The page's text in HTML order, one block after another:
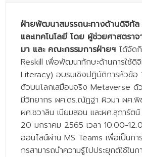
- - วิทยาศาสตร์เครื่องสำอาง
- - อาชีวอนามัยและความปลอดภัย
- - อนามัยสิ่งแวดล้อมและสาธารณภัย
- - วิทยาศาสตร์การแพทย์
- - ความมั่นคงปลอดภัยไซเบอร์
- - อุตสาหกรรมชีวภาพเพื่อธุรกิจ
ฝ่ายพัฒนาสมรรถนะทางด้านดิจิทั
และเทคโนโลยี โดย ผู้ช่วยศาสตร
มา และ คณะกรรมการฝ่ายฯ ได้จัด
Reskill เพื่อพัฒนาทักษะด้านการใช้ดิ
Literacy) อบรมเชิงปฏิบัติการหัวข้อ
ตัวบนโลกเสมือนจริง Metaverse ด้
มีวิทยากร ผศ.ดร.ณัฏฐา ผิวมา ผศ
ผศ.ชวาลิน เนียมสอน และผศ.สุภารัต
20 มกราคม 2565 เวลา 10.00-
ออนไลน์ผ่าน MS Teams เพื่อเป็นก
กรสามารถนำความรู้ไปประยุกต์ใช้ใน